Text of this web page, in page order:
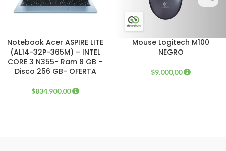
Notebook Acer ASPIRE LITE
(AL14-32P-365M) – INTEL
CORE 3 N355- Ram 8 GB –
Disco 256 GB- OFERTA
$834.900,00
Mouse Logitech M100
NEGRO
$9.000,00